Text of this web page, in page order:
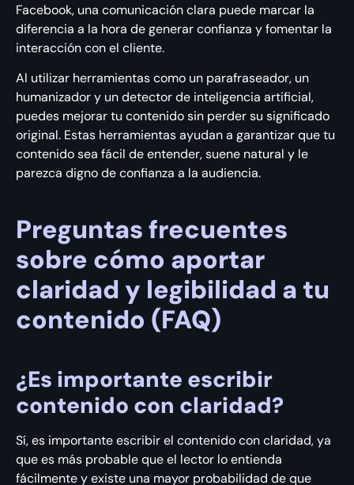
Facebook, una comunicación clara puede marcar la
diferencia a la hora de generar confianza y fomentar la
interacción con el cliente.
Al utilizar herramientas como un parafraseador, un
humanizador y un detector de inteligencia artificial,
puedes mejorar tu contenido sin perder su significado
original. Estas herramientas ayudan a garantizar que tu
contenido sea fácil de entender, suene natural y le
parezca digno de confianza a la audiencia.
Preguntas frecuentes
sobre cómo aportar
claridad y legibilidad a tu
contenido (FAQ)
¿Es importante escribir
contenido con claridad?
Sí, es importante escribir el contenido con claridad, ya
que es más probable que el lector lo entienda
fácilmente y existe una mayor probabilidad de que